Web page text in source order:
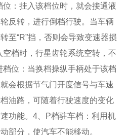
：挂入该档位时，就会接通液
反转，进行倒档行驶。当车辆
至“R”挡，否则会导致变速器损
档时，行星齿轮系统空转，不
位：当换档操纵手柄处于该档
会根据节气门开度信号与车速
油路，可随着行驶速度的变化
功能。4、P档驻车档：利用机
部分，使汽车不能移动。